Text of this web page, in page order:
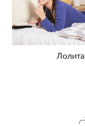
Лолита